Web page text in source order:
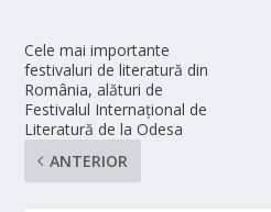
Cele mai importante
festivaluri de literatură din
România, alături de
Festivalul Internațional de
Literatură de la Odesa
ANTERIOR